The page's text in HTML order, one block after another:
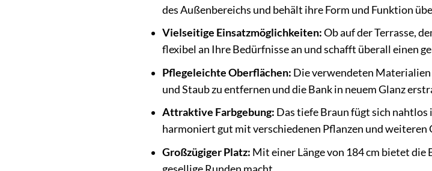
des Außenbereichs und behält ihre Form und Funktion
Vielseitige Einsatzmöglichkeiten:Ob auf der Terrasse,
flexibel an Ihre Bedürfnisse an und schafft überall einen
Pflegeleichte Oberflächen: Die verwendeten Materialien
und Staub zu entfernen und die Bank in neuem Glanz
Attraktive Farbgebung: Das tiefe Braun fügt sich
harmoniert gut mit verschiedenen Pflanzen und weiteren
Großzügiger Platz: Mit einer Länge von 184 cm bietet die